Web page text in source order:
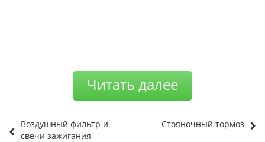
Читать далее
Воздушный фильтр и
свечи зажигания
Стояночный тормоз